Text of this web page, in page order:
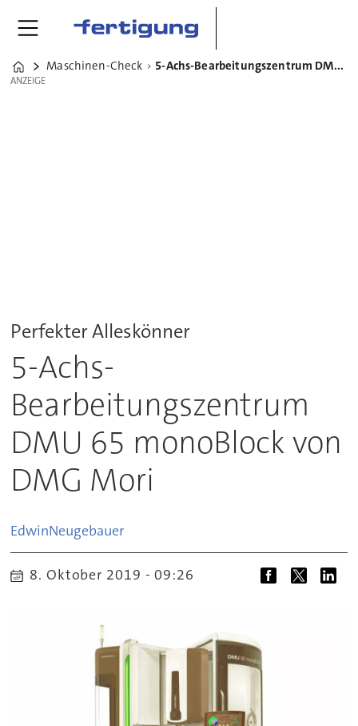
Home
Maschinen-Check 5-Achs-Bearbeitungszentrum DMU 65 monoBlock von DMG Mori
ANZEIGE
ANZEIGE
Perfekter Alleskönner
5-Achs-
Bearbeitungszentrum
DMU 65 monoBlock von
DMG Mori
EdwinNeugebauer
8. Oktober 2019 - 09:26